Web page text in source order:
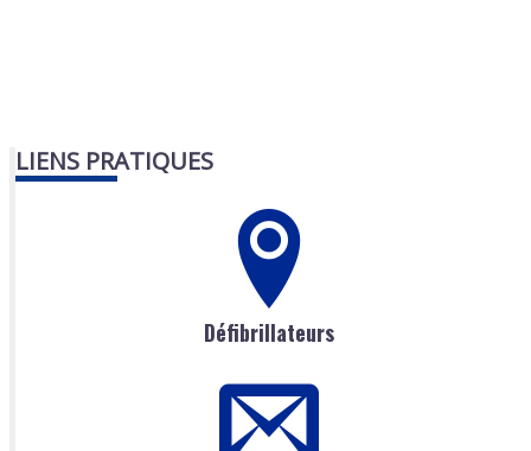
LIENS PRATIQUES
Défibrillateurs